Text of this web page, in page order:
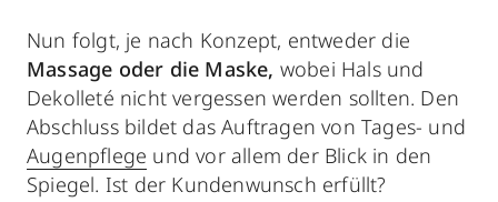
Nun folgt, je nach Konzept, entweder die
Massage oder die Maske, wobei Hals und
Dekolleté nicht vergessen werden sollten. Den
Abschluss bildet das Auftragen von Tages- und
Augenpflege und vor allem der Blick in den
Spiegel. Ist der Kundenwunsch erfüllt?